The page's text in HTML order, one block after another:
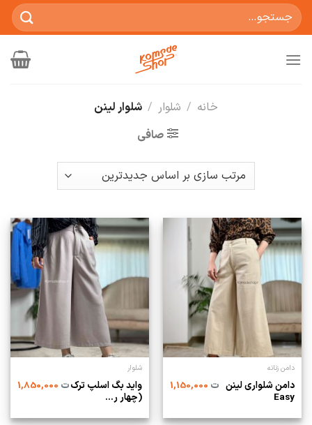
جستجو
برای:
خانه / شلوار /شلوار لینن
صافی
دامن زنانه
دامن شلواری لینن
Easy
ت1,150,000
شلوار
واید بگ اسلپ ترک
(چهار ر...
ت1,850,000